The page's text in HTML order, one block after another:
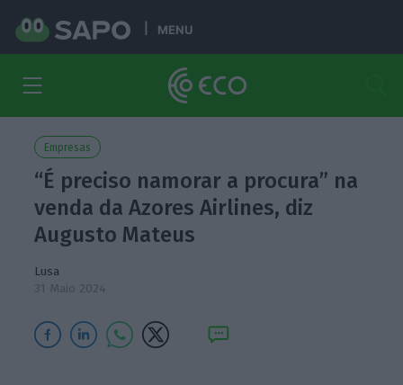
MENU
Empresas
“É preciso namorar a procura” na
venda da Azores Airlines, diz
Augusto Mateus
Lusa
31 Maio 2024